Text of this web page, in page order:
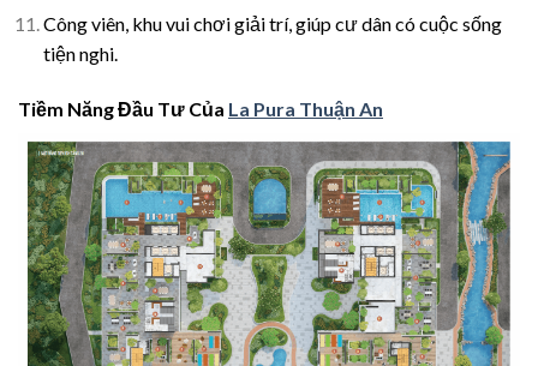
Công viên, khu vui chơi giải trí, giúp cư dân có cuộc sống
tiện nghi.
Tiềm Năng Đầu Tư Của La Pura Thuận An